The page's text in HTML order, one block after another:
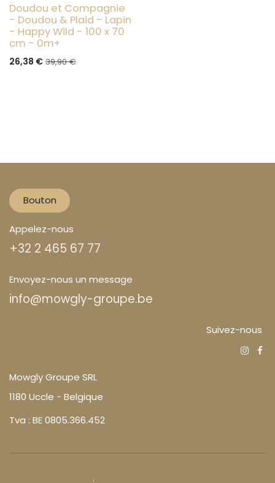
- 20%
Doudou et Compagnie
- Doudou & Plaid - Lapin
- Happy Wild - 100 x 70
cm - 0m+
26,38 € 39,90€
Bouton
Appelez-nous
+32 2 465 67 77
Envoyez-nous un message
info@mowgly-groupe.be
Suivez-nous
Mowgly Groupe SRL
1180 Uccle - Belgique
Tva : BE 0805.366.452